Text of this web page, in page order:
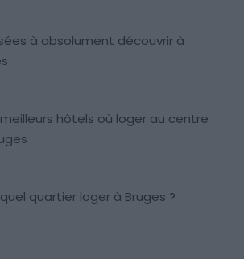
à absolument découvrir à
meilleurs hôtels où loger au centre
quartier loger à Bruges ?